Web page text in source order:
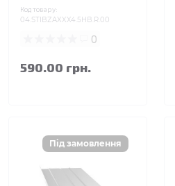
Код товару:
04.STIBZAXXX4.5HB.R.00
0
590.00 грн.